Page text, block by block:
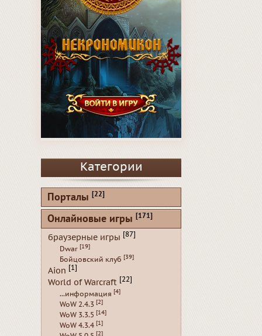
Категории
Порталы [22]
Онлайновые игры [171]
браузерные игры [87]
Dwar [19]
Бойцовский клуб [39]
Aion [1]
World of Warcraft [22]
...информация [4]
WoW 2.4.3 [2]
WoW 3.3.5 [14]
WoW 4.3.4 [1]
[2]